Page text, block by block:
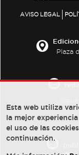
AVISO LEGAL
Plaza
Esta web utiliza
la mejor
el uso de las
continuación.